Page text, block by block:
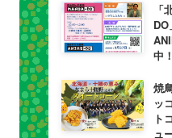
「
中！
焼
ッ
ト
ュ